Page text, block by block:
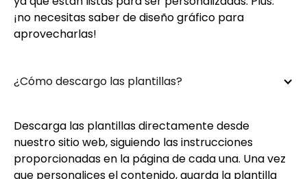
¡no necesitas saber de diseño gráfico para
aprovecharlas!
¿Cómo descargo las plantillas?
Descarga las plantillas directamente desde
nuestro sitio web, siguiendo las instrucciones
proporcionadas en la página de cada una. Una vez
que personalices el contenido, guarda la plantilla